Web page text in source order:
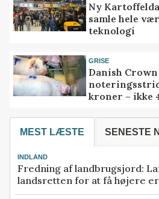
Ny
samle hele
teknologi
GRISE
Danish
kroner – ikke
MEST LÆSTE SENESTE
INDLAND
Fredning af landbrugsjord:
landsretten for at få højere